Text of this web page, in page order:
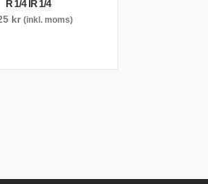
R 1/4 IR 1/4
kr (inkl. moms)